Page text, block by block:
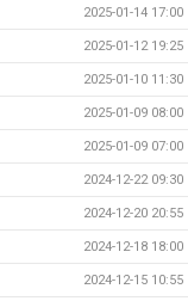
2025-01-14 17:00
2025-01-12 19:25
2025-01-10 11:30
2025-01-09 08:00
2025-01-09 07:00
2024-12-22 09:30
2024-12-20 20:55
2024-12-18 18:00
2024-12-15 10:55